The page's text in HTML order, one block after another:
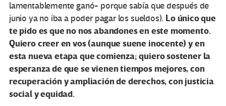
lamentablemente ganó- porque sabía que después de
junio ya no iba a poder pagar los sueldos). Lo único que
te pido es que no nos abandones en este momento.
Quiero creer en vos (aunque suene inocente) y en
esta nueva etapa que comienza; quiero sostener la
esperanza de que se vienen tiempos mejores, con
recuperación y ampliación de derechos, con justicia
social y equidad.